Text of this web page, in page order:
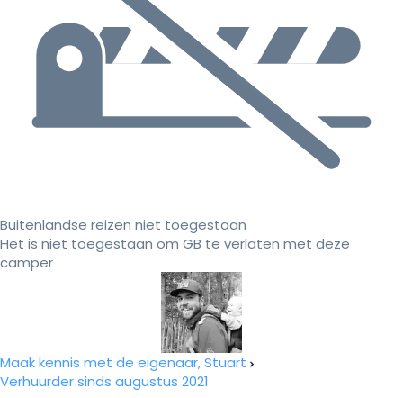
Buitenlandse reizen niet toegestaan
Het is niet toegestaan om GB te verlaten met deze
camper
Maak kennis met de eigenaar, Stuart
Verhuurder sinds augustus 2021